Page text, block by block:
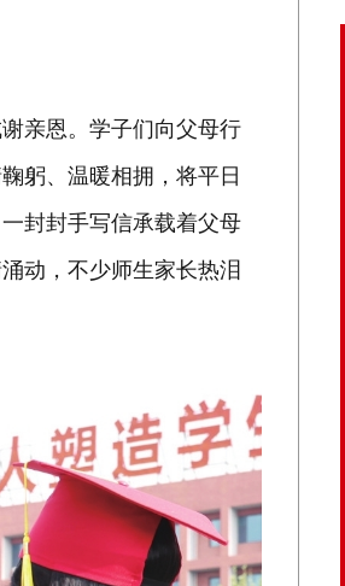
亲恩。学子们向父母行
躬、温暖相拥，将平日
封封手写信承载着父母
动，不少师生家长热泪